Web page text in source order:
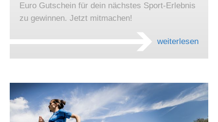
Euro Gutschein für dein nächstes Sport-Erlebnis
zu gewinnen. Jetzt mitmachen!
weiterlesen